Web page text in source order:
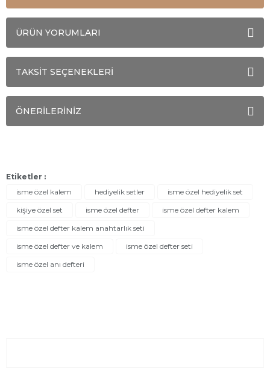
ÜRÜN YORUMLARI
TAKSİT SEÇENEKLERİ
ÖNERİLERİNİZ
Etiketler :
isme özel kalem
hediyelik setler
isme özel hediyelik set
kişiye özel set
isme özel defter
isme özel defter kalem
isme özel defter kalem anahtarlık seti
isme özel defter ve kalem
isme özel defter seti
isme özel anı defteri